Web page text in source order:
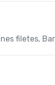
filetes,